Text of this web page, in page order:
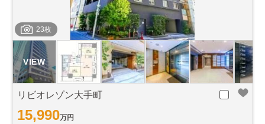
23枚
リビオレゾン大手町
15,990万円